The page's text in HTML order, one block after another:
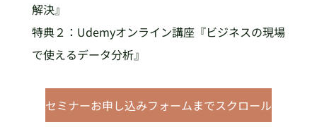
解決』
特典２：Udemyオンライン講座『ビジネスの現場
で使えるデータ分析』
セミナーお申し込みフォームまでスクロール